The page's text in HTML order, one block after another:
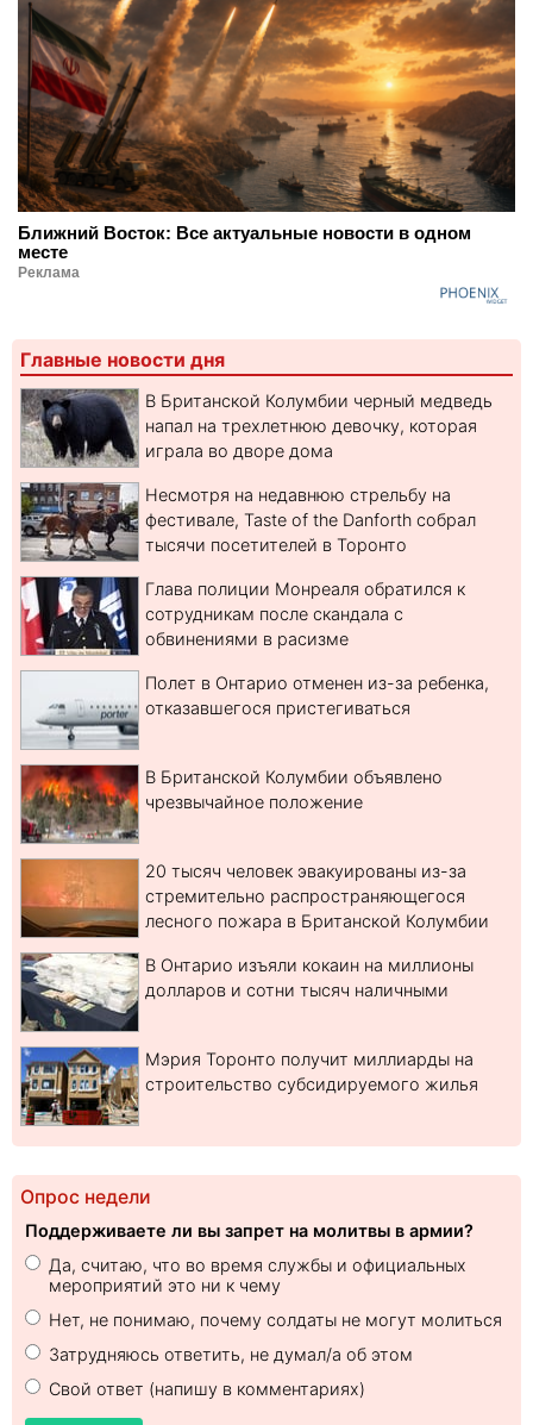
Ближний Восток: Все актуальные новости в одном
месте
Реклама
Главные новости дня
В Британской Колумбии черный медведь
напал на трехлетнюю девочку, которая
играла во дворе дома
Несмотря на недавнюю стрельбу на
фестивале, Taste of the Danforth собрал
тысячи посетителей в Торонто
Глава полиции Монреаля обратился к
сотрудникам после скандала с
обвинениями в расизме
Полет в Онтарио отменен из-за ребенка,
отказавшегося пристегиваться
В Британской Колумбии объявлено
чрезвычайное положение
20 тысяч человек эвакуированы из-за
стремительно распространяющегося
лесного пожара в Британской Колумбии
В Онтарио изъяли кокаин на миллионы
долларов и сотни тысяч наличными
Мэрия Торонто получит миллиарды на
строительство субсидируемого жилья
Опрос недели
Поддерживаете ли вы запрет на молитвы в армии?
Да, считаю, что во время службы и официальных
мероприятий это ни к чему
Нет, не понимаю, почему солдаты не могут молиться
Затрудняюсь ответить, не думал/а об этом
Свой ответ (напишу в комментариях)